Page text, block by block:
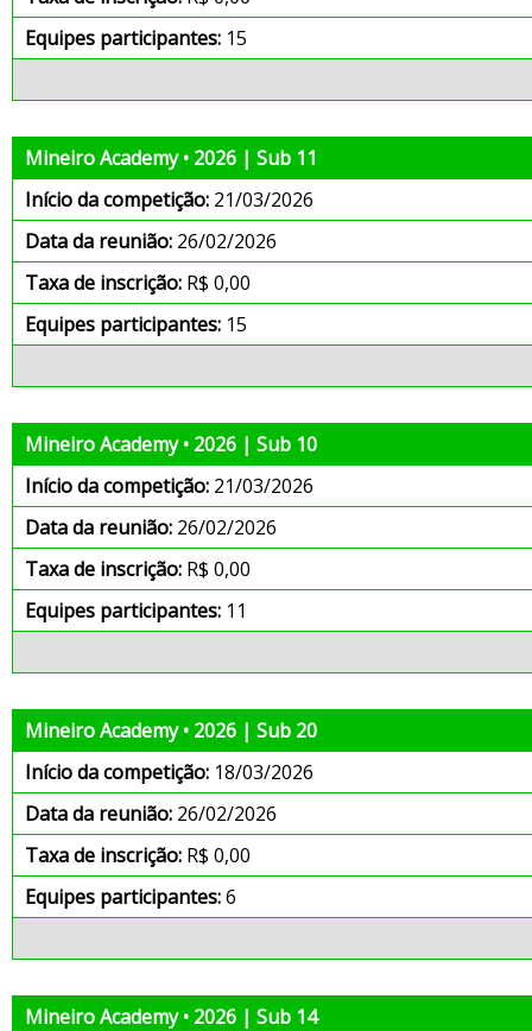
Equipes participantes: 15
Mineiro Academy • 2026 | Sub 11
Início da competição: 21/03/2026
Data da reunião: 26/02/2026
Taxa de inscrição: R$ 0,00
Equipes participantes: 15
Mineiro Academy • 2026 | Sub 10
Início da competição: 21/03/2026
Data da reunião: 26/02/2026
Taxa de inscrição: R$ 0,00
Equipes participantes: 11
Mineiro Academy • 2026 | Sub 20
Início da competição: 18/03/2026
Data da reunião: 26/02/2026
Taxa de inscrição: R$ 0,00
Equipes participantes:6
Mineiro Academy • 2026 | Sub 14